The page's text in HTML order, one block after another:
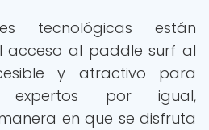
tecnológicas están
acceso al paddle surf al
y atractivo para
expertos por igual,
en que se disfruta